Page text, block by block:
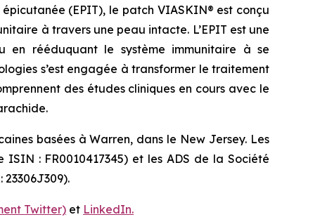
(EPIT), le patch VIASKIN® est conçu
à travers une peau intacte. L’EPIT est une
en rééduquant le système immunitaire à se
s’est engagée à transformer le traitement
des études cliniques en cours avec le
basées à Warren, dans le New Jersey. Les
: FR0010417345) et les ADS de la Société
Twitter) et LinkedIn.